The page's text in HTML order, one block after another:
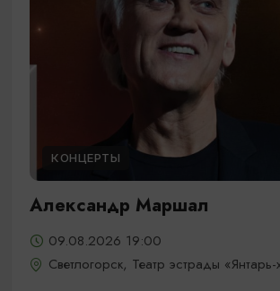
КОНЦЕРТЫ
Александр Маршал
09.08.2026 19:00
Светлогорск, Театр эстрады «Янтарь-